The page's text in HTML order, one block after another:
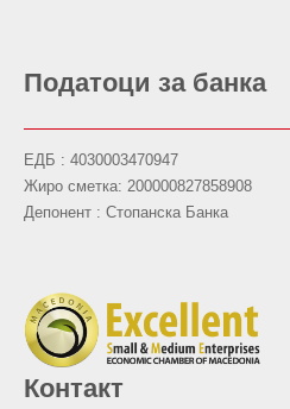
Податоци за банка
ЕДБ : 4030003470947
Жиро сметка: 200000827858908
Депонент : Стопанска Банка
Контакт